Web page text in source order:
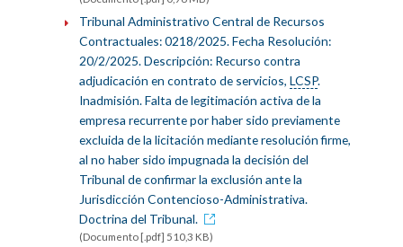
Tribunal Administrativo Central de Recursos
Contractuales: 0218/2025. Fecha Resolución:
20/2/2025. Descripción: Recurso contra
adjudicación en contrato de servicios, LCSP.
Inadmisión. Falta de legitimación activa de la
empresa recurrente por haber sido previamente
excluida de la licitación mediante resolución firme,
al no haber sido impugnada la decisión del
Tribunal de confirmar la exclusión ante la
Jurisdicción Contencioso-Administrativa.
Doctrina del Tribunal.
(Documento [.pdf] 510,3 KB)